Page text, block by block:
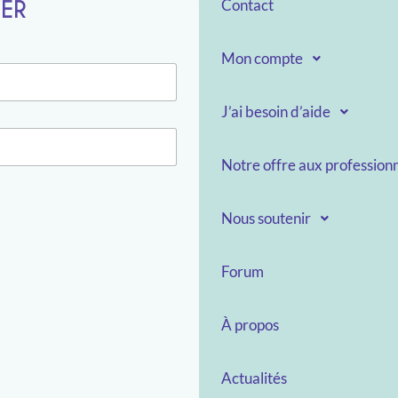
Contact
Mon compte
J’ai besoin d’aide
Notre offre aux
Nous soutenir
Forum
À propos
Actualités